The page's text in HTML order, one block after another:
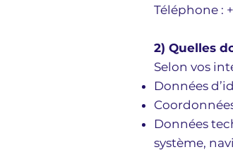
Téléphone :
2) Quelles
Selon vos
Données
Données
système,